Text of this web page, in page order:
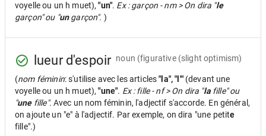
voyelle ou un h muet),"un". Ex : garçon - nm > On dira "le
garçon" ou "ungarçon". )
lueur d'espoir noun (figurative (slight optimism)
(nom féminin: s'utilise avec les articles"la", "l'" (devant une
voyelle ou un h muet),"une". Ex : fille - nf > On dira "lafille" ou
"unefille". Avec un nom féminin, l'adjectif s'accorde. En général,
on ajoute un "e" à l'adjectif. Par exemple, on dira "une petite
fille".)